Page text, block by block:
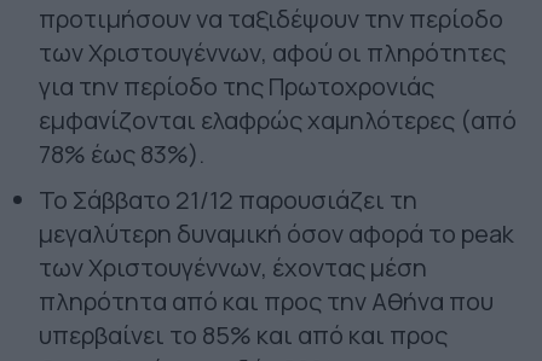
προτιμήσουν να ταξιδέψουν την περίοδο
των Χριστουγέννων, αφού οι πληρότητες
για την περίοδο της Πρωτοχρονιάς
εμφανίζονται ελαφρώς χαμηλότερες (από
78% έως 83%).
Το Σάββατο 21/12 παρουσιάζει τη
μεγαλύτερη δυναμική όσον αφορά το peak
των Χριστουγέννων, έχοντας μέση
πληρότητα από και προς την Αθήνα που
υπερβαίνει το 85% και από και προς